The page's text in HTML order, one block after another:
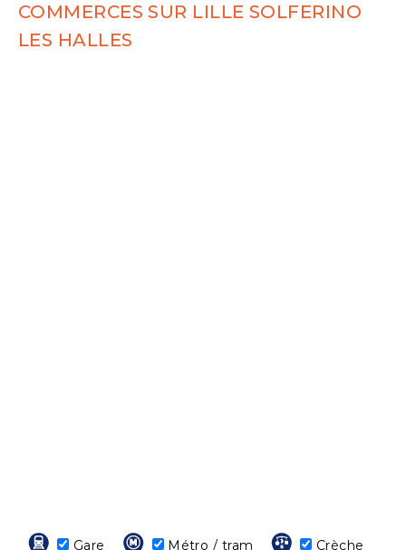
COMMERCES SUR LILLE SOLFERINO
LES HALLES
Gare Métro / tram Crèche